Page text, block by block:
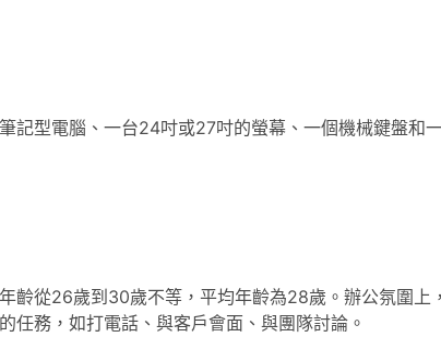
記型電腦、一台24吋或27吋的螢幕、一個機械鍵盤和
齡從26歲到30歲不等，平均年齡為28歲。辦公氛圍
任務，如打電話、與客戶會面、與團隊討論。